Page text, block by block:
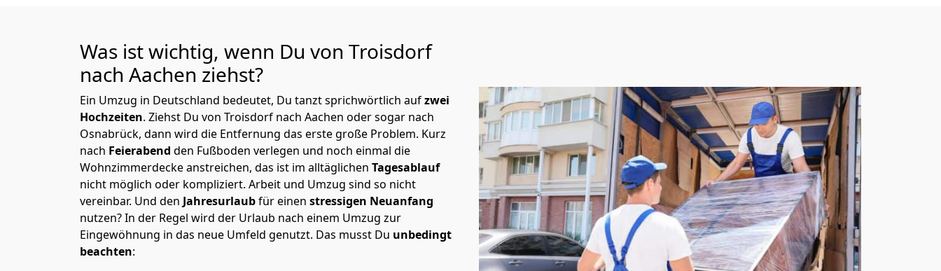
Was ist wichtig, wenn Du von Troisdorf
nach Aachen ziehst?
Ein Umzug in Deutschland bedeutet, Du tanzt sprichwörtlich aufzwei
Hochzeiten. Ziehst Du von Troisdorf nach Aachen oder sogar nach
Osnabrück, dann wird die Entfernung das erste große Problem. Kurz
nach Feierabend den Fußboden verlegen und noch einmal die
Wohnzimmerdecke anstreichen, das ist im alltäglichen Tagesablauf
nicht möglich oder kompliziert. Arbeit und Umzug sind so nicht
vereinbar. Und den Jahresurlaubfür einen stressigen Neuanfang
nutzen? In der Regel wird der Urlaub nach einem Umzug zur
Eingewöhnung in das neue Umfeld genutzt. Das musst Du unbedingt
beachten: